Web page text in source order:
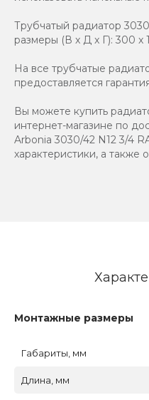
Трубчатый радиатор
размеры (В x Д x Г): 300 x
На все трубчатые
предоставляется
Вы можете купить
интернет-магазине по
Arbonia 3030/42 N12 3/4
характеристики, а также
Монтажные размеры
Габариты, мм
Длина, мм